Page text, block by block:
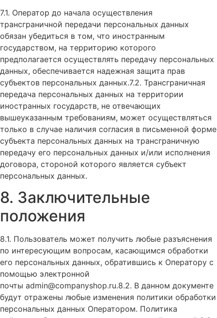
7.1. Оператор до начала осуществления
трансграничной передачи персональных данных
обязан убедиться в том, что иностранным
государством, на территорию которого
предполагается осуществлять передачу персональных
данных, обеспечивается надежная защита прав
субъектов персональных данных.7.2. Трансграничная
передача персональных данных на территории
иностранных государств, не отвечающих
вышеуказанным требованиям, может осуществляться
только в случае наличия согласия в письменной форме
субъекта персональных данных на трансграничную
передачу его персональных данных и/или исполнения
договора, стороной которого является субъект
персональных данных.
8. Заключительные
положения
8.1. Пользователь может получить любые разъяснения
по интересующим вопросам, касающимся обработки
его персональных данных, обратившись к Оператору с
помощью электронной
почты admin@companyshop.ru.8.2. В данном документе
будут отражены любые изменения политики обработки
персональных данных Оператором. Политика